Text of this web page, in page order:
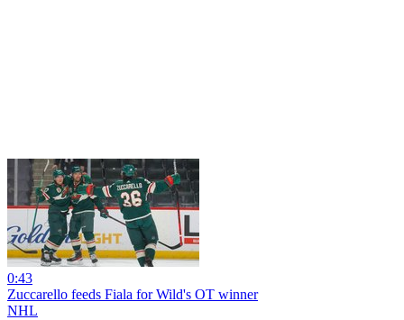
0:43
Zuccarello feeds Fiala for Wild's OT winner
NHL